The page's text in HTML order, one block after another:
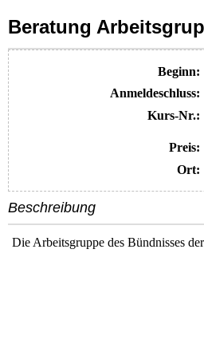
Beratung
Beginn:
Anmelde​schluss:
Kurs-Nr.:
Preis:
Ort:
Beschreibung
Die Arbeitsgruppe des Bündnisses